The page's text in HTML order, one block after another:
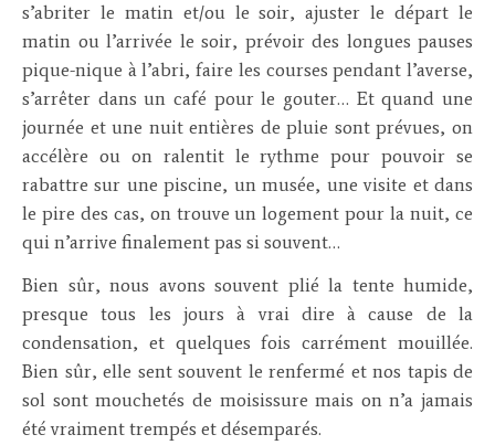
s’abriter le matin et/ou le soir, ajuster le départ le
matin ou l’arrivée le soir, prévoir des longues pauses
pique-nique à l’abri, faire les courses pendant l’averse,
s’arrêter dans un café pour le gouter… Et quand une
journée et une nuit entières de pluie sont prévues, on
accélère ou on ralentit le rythme pour pouvoir se
rabattre sur une piscine, un musée, une visite et dans
le pire des cas, on trouve un logement pour la nuit, ce
qui n’arrive finalement pas si souvent…
Bien sûr, nous avons souvent plié la tente humide,
presque tous les jours à vrai dire à cause de la
condensation, et quelques fois carrément mouillée.
Bien sûr, elle sent souvent le renfermé et nos tapis de
sol sont mouchetés de moisissure mais on n’a jamais
été vraiment trempés et désemparés.